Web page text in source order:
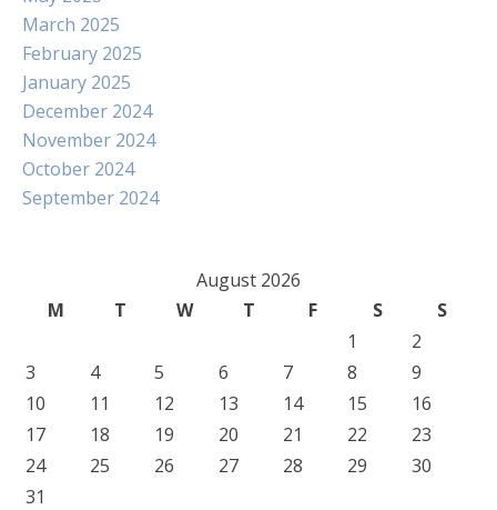
March 2025
February 2025
January 2025
December 2024
November 2024
October 2024
September 2024
August 2026
M
T W T F S
S
1
2
3
4 5 6 7 8
9
10
11 12 13 14 15
16
17
18 19 20 21 22
23
24
25 26 27 28 29
30
31